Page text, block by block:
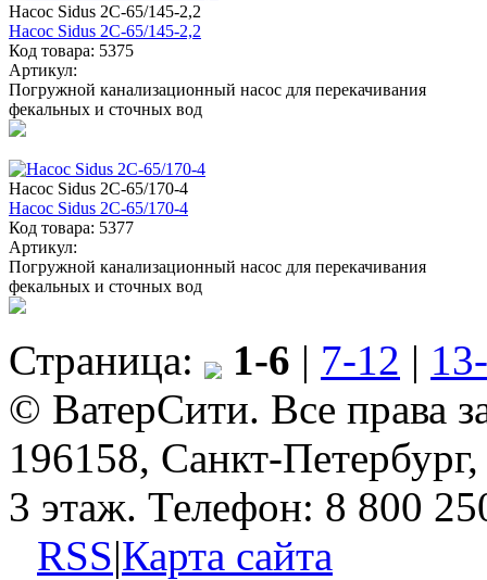
Насос Sidus 2C-65/145-2,2
Насос Sidus 2C-65/145-2,2
Код товара: 5375
Артикул:
Погружной канализационный насос для перекачивания
фекальных и сточных вод
Насос Sidus 2C-65/170-4
Насос Sidus 2C-65/170-4
Код товара: 5377
Артикул:
Погружной канализационный насос для перекачивания
фекальных и сточных вод
Страница: 1-6 | 7-12 |
© ВатерСити. Все права
196158, Санкт-
3 этаж. Телефон: 8 800
RSS|Карта сайта